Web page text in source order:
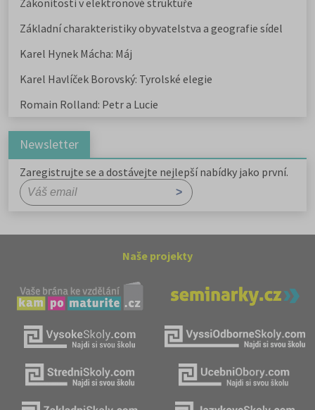
Zákonitosti v elektronové struktuře
Základní charakteristiky obyvatelstva a geografie sídel
Karel Hynek Mácha: Máj
Karel Havlíček Borovský: Tyrolské elegie
Romain Rolland: Petr a Lucie
Newsletter
Zaregistrujte se a dostávejte nejlepší nabídky jako první.
Naše projekty